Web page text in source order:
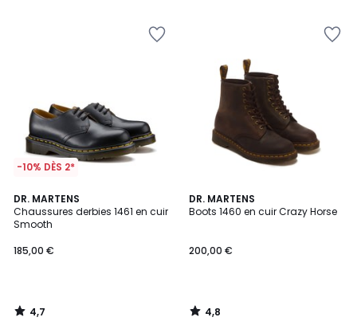
-10% DÈS 2*
DR. MARTENS
Chaussures derbies 1461 en cuir
Smooth
185,00 €
4,7
/ 5
4,7
/
DR. MARTENS
Boots 1460 en cuir Crazy Horse
200,00 €
4,8
/ 5
4,8
/